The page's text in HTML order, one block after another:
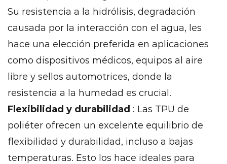
abrasión
16
Comparación
de
poliéter
tpu
otros
materiales
16.1
TPU
de
Su resistencia a la hidrólisis, degradación
causada por la interacción con el agua, les
hace una elección preferida en aplicaciones
como dispositivos médicos, equipos al aire
libre y sellos automotrices, donde la
resistencia a la humedad es crucial.
Flexibilidad y durabilidad : Las TPU de
poliéter ofrecen un excelente equilibrio de
flexibilidad y durabilidad, incluso a bajas
temperaturas. Esto los hace ideales para